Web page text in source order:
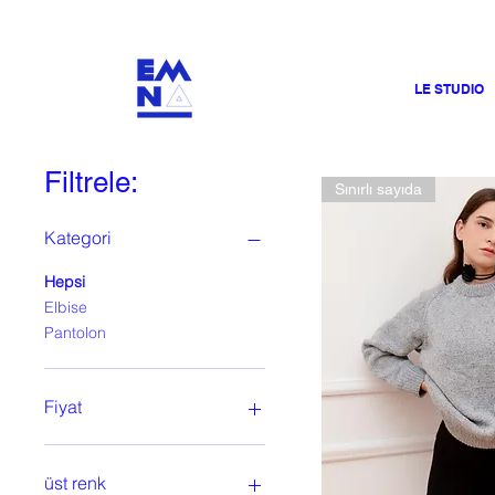
LE STUDIO
Filtrele:
Kategori
Hepsi
Elbise
Pantolon
Fiyat
₺400
üst renk
Sınırlı sayıda